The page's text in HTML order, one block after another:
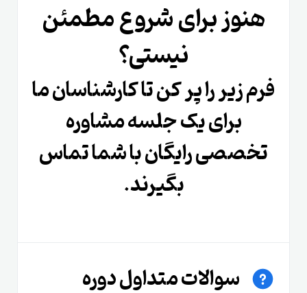
هنوز برای شروع مطمئن
نیستی؟
فرم زیر را پر کن تا کارشناسان ما
برای یک جلسه مشاوره
تخصصی رایگان با شما تماس
بگیرند.
سوالات متداول دوره